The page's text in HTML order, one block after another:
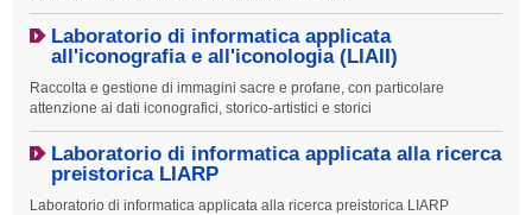
Laboratorio di informatica applicata
all'iconografia e all'iconologia (LIAII)
Raccolta e gestione di immagini sacre e profane, con particolare
attenzione ai dati iconografici, storico-artistici e storici
Laboratorio di informatica applicata alla ricerca
preistorica LIARP
Laboratorio di informatica applicata alla ricerca preistorica LIARP